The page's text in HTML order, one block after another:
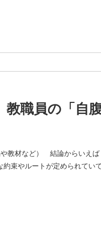
教職員の「自
教材など） 結論からいえ
束やルートが定められてい